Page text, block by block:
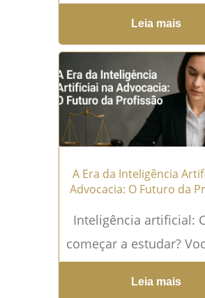
o mercado jurídico e
o papel essencial do
advogado nesse novo
A Inteligência...Leia
Leia mais
A Era da Inteligência
Advocacia: O Futuro da
Inteligência artificial:
começar a estudar?
ouviu falar sobre
artificial na advocacia?
Leia mais